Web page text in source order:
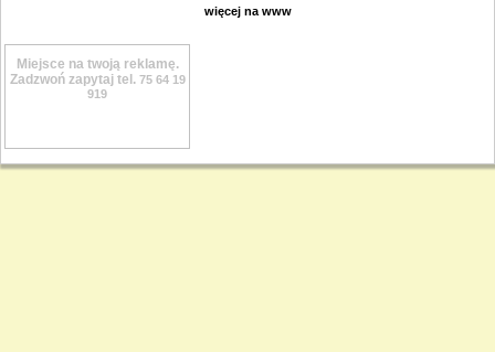
więcej na www
Miejsce na twoją reklamę.
Zadzwoń zapytaj tel. 75 64 19
919